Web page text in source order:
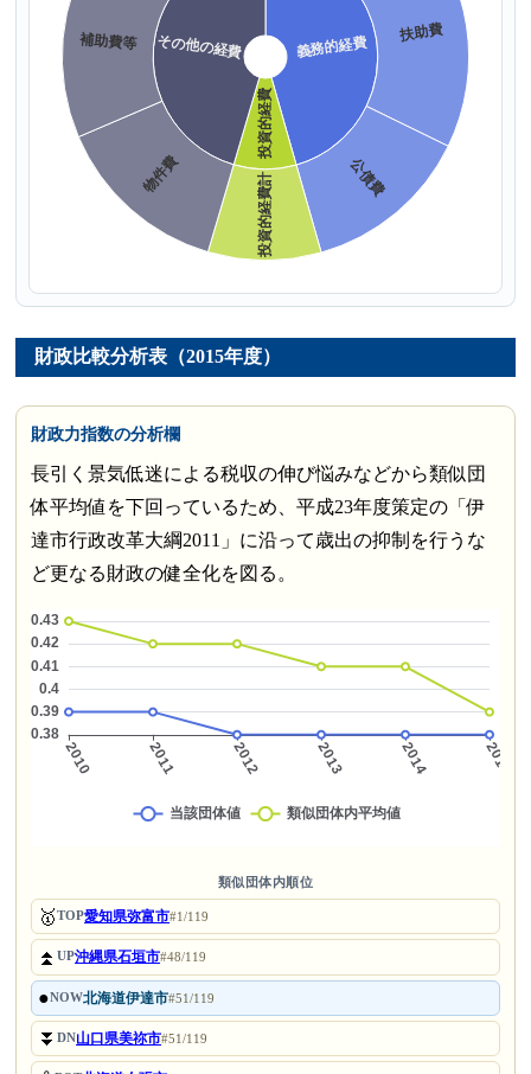
財政比較分析表（2015年度）
財政力指数の分析欄
長引く景気低迷による税収の伸び悩みなどから類似団
体平均値を下回っているため、平成23年度策定の「伊
達市行政改革大綱2011」に沿って歳出の抑制を行うな
ど更なる財政の健全化を図る。
類似団体内順位
🥇TOP愛知県弥富市#1/119
⏫UP沖縄県石垣市#48/119
●NOW北海道伊達市#51/119
⏬DN山口県美祢市#51/119